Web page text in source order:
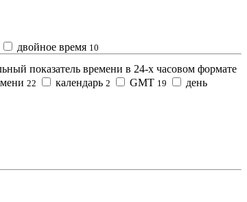
двойное время 10
показатель времени в 24-х часовом формате
22 календарь 2 GMT 19
день